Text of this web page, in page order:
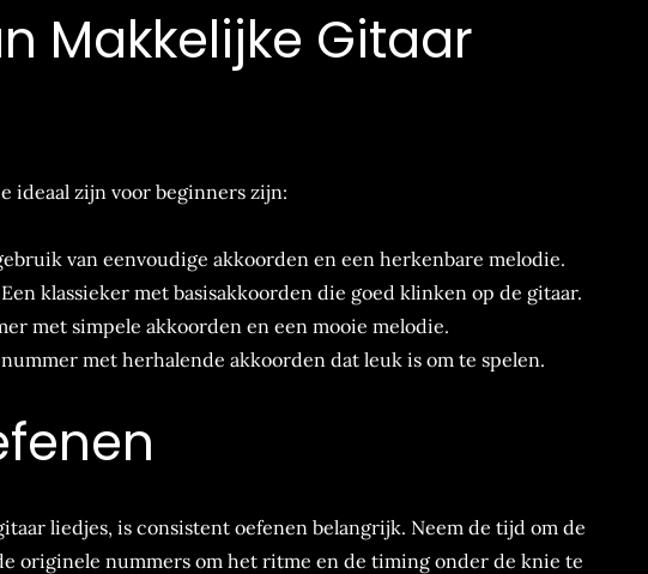
Makkelijke Gitaar
ideaal zijn voor beginners zijn:
van eenvoudige akkoorden en een herkenbare melodie.
Een klassieker met basisakkoorden die goed klinken op de gitaar.
met simpele akkoorden en een mooie melodie.
met herhalende akkoorden dat leuk is om te spelen.
liedjes, is consistent oefenen belangrijk. Neem de tijd om de
originele nummers om het ritme en de timing onder de knie te